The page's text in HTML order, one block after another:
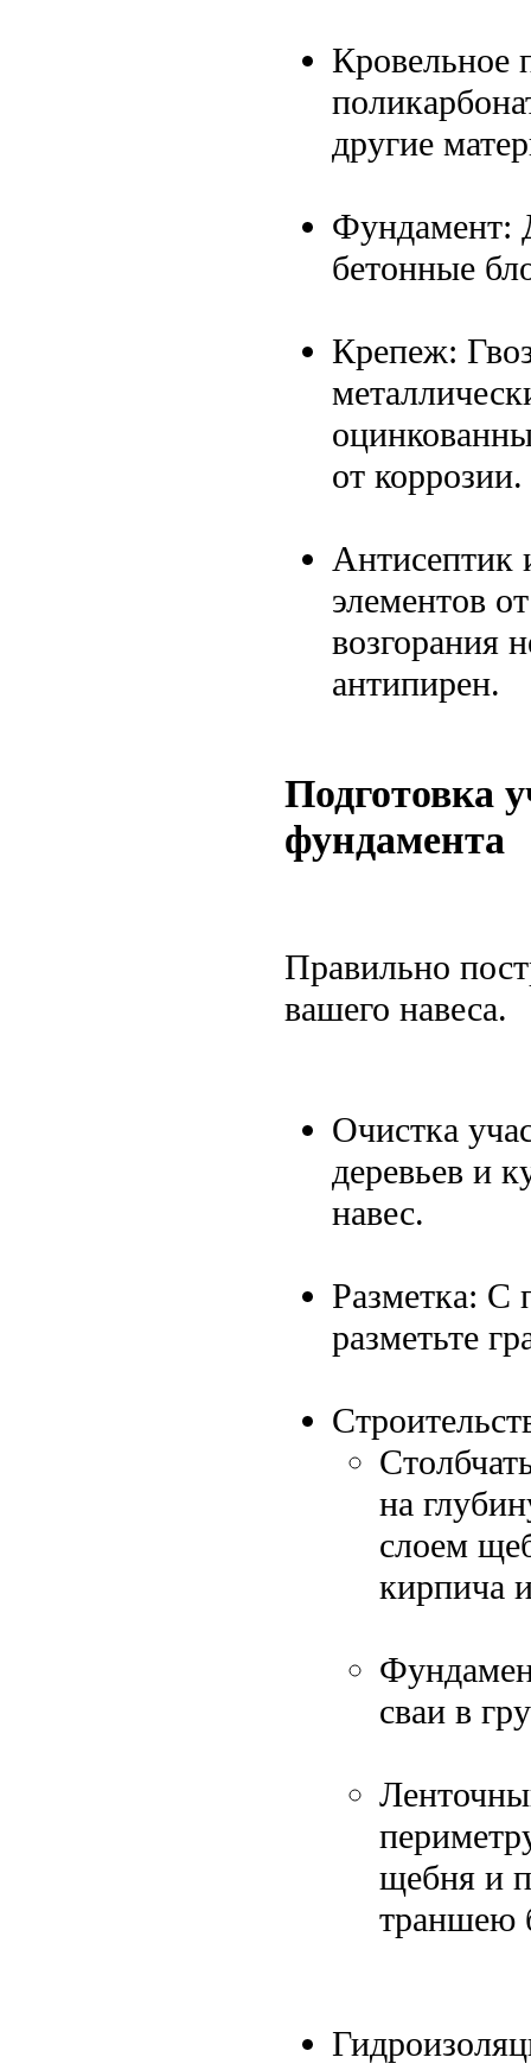
Кровельное
другие
Фундамент:
бетонные
Крепеж:
от коррозии.
Антисептик
элементов
возгорания
антипирен.
Подготовка
фундамента
Правильно
вашего навеса.
Очистка
деревьев и
навес.
Разметка:
разметьте
на
слоем
кирпича
сваи в
щебня и
траншею